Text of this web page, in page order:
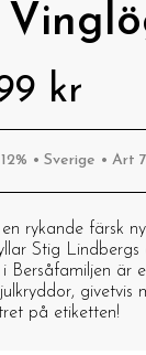
kr
• Sverige • Art
rykande färsk
Stig Lindbergs
i Bersåfamiljen är
givetvis
på etiketten!